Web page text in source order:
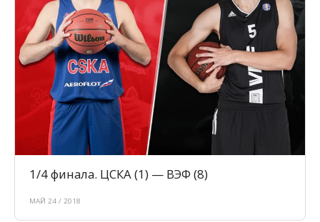
1/4 финала. ЦСКА (1) — ВЭФ (8)
МАЙ 24 / 2018